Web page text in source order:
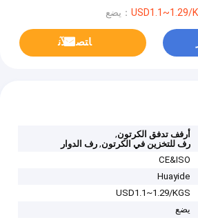
ﺎﺘﺼﻟ ﺍﻶﻧ
أرفف تدفق الكرتون,
رف للتخزين في الكرتون,رف الدوار
CE&ISO
Huayide
USD1.1~1.29/KGS
يضع